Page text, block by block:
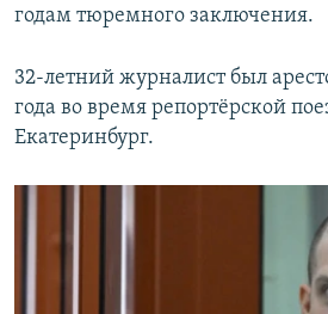
годам тюремного заключения.
32-летний журналист был
года во время репортёрской
Екатеринбург.